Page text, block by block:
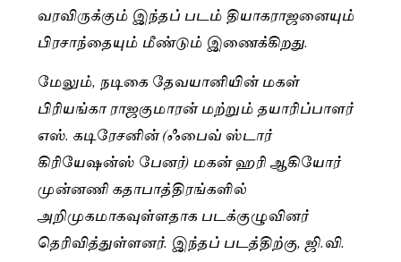
வரவிருக்கும் இந்தப் படம் தியாகராஜனையும்
பிரசாந்தையும் மீண்டும் இணைக்கிறது.
மேலும், நடிகை தேவயானியின் மகள்
பிரியங்கா ராஜகுமாரன் மற்றும் தயாரிப்பாளர்
எஸ். கடிரேசனின் (ஃபைவ் ஸ்டார்
கிரியேஷன்ஸ் பேனர்) மகன் ஹரி ஆகியோர்
முன்னணி கதாபாத்திரங்களில்
அறிமுகமாகவுள்ளதாக படக்குழுவினர்
தெரிவித்துள்ளனர். இந்தப் படத்திற்கு, ஜி.வி.